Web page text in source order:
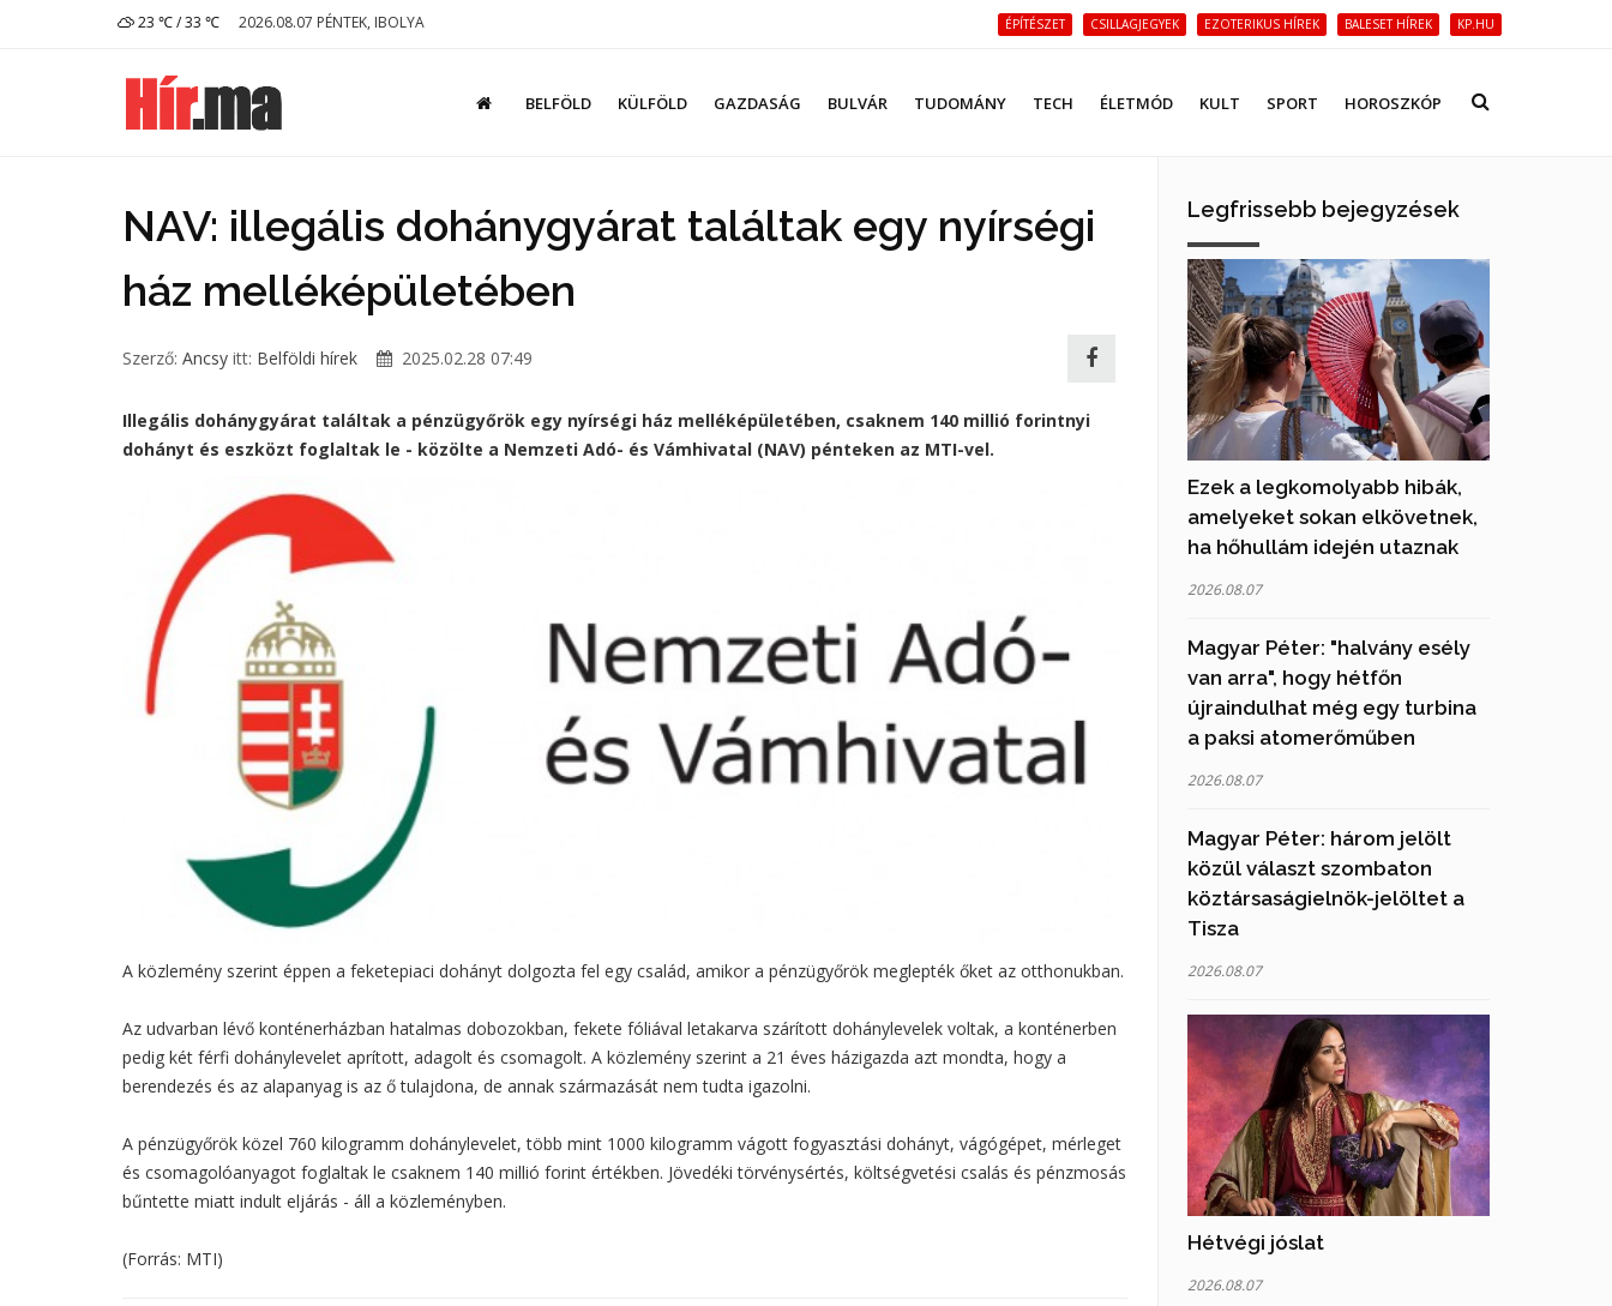
23 ℃ / 33 ℃ 2026.08.07 PÉNTEK, IBOLYA ÉPÍTÉSZET CSILLAGJEGYEK EZOTERIKUS HÍREK BALESET HÍREK KP.HU
BELFÖLD KÜLFÖLD GAZDASÁG BULVÁR TUDOMÁNY TECH ÉLETMÓD KULT SPORT HOROSZKÓP
NAV: illegális dohánygyárat találtak egy nyírségi
ház melléképületében
Szerző: Ancsy itt: Belföldi hírek 2025.02.28 07:49
Illegális dohánygyárat találtak a pénzügyőrök egy nyírségi ház melléképületében, csaknem 140 millió forintnyi
dohányt és eszközt foglaltak le - közölte a Nemzeti Adó- és Vámhivatal (NAV) pénteken az MTI-vel.
A közlemény szerint éppen a feketepiaci dohányt dolgozta fel egy család, amikor a pénzügyőrök meglepték őket az otthonukban.
Az udvarban lévő konténerházban hatalmas dobozokban, fekete fóliával letakarva szárított dohánylevelek voltak, a konténerben
pedig két férfi dohánylevelet aprított, adagolt és csomagolt. A közlemény szerint a 21 éves házigazda azt mondta, hogy a
berendezés és az alapanyag is az ő tulajdona, de annak származását nem tudta igazolni.
A pénzügyőrök közel 760 kilogramm dohánylevelet, több mint 1000 kilogramm vágott fogyasztási dohányt, vágógépet, mérleget
és csomagolóanyagot foglaltak le csaknem 140 millió forint értékben. Jövedéki törvénysértés, költségvetési csalás és pénzmosás
bűntette miatt indult eljárás - áll a közleményben.
(Forrás: MTI)
Legfrissebb bejegyzések
Ezek a legkomolyabb hibák,
amelyeket sokan elkövetnek,
ha hőhullám idején utaznak
2026.08.07
Magyar Péter: "halvány esély
van arra", hogy hétfőn
újraindulhat még egy turbina
a paksi atomerőműben
2026.08.07
Magyar Péter: három jelölt
közül választ szombaton
köztársaságielnök-jelöltet a
Tisza
2026.08.07
Hétvégi jóslat
2026.08.07